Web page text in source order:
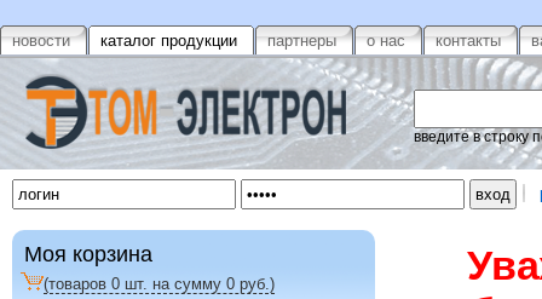
новости каталог продукции партнеры о нас контакты
введите в строку
Моя корзина
(товаров 0 шт. на сумму 0 руб.)